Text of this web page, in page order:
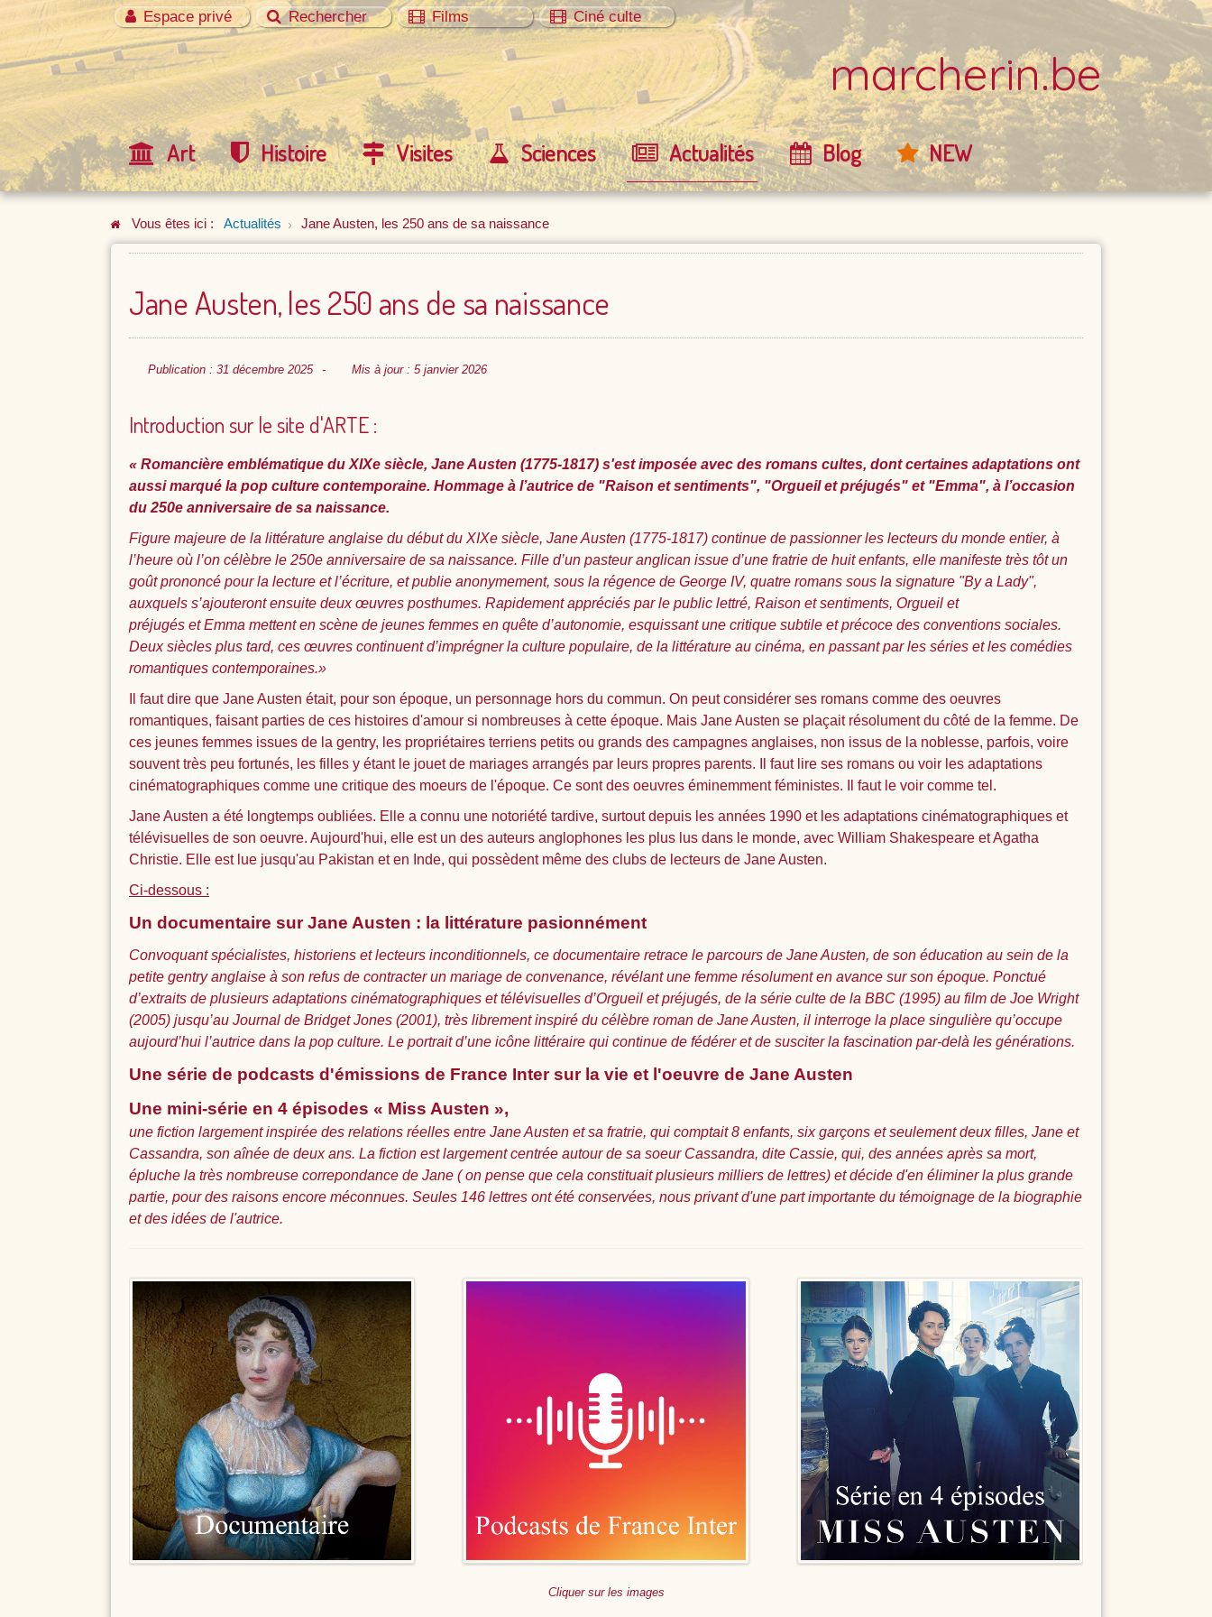
Espace privé Rechercher Films Ciné culte
marcherin.be
Art Histoire Visites Sciences Actualités Blog NEW
Vous êtes ici : Actualités Jane Austen, les 250 ans de sa naissance
Jane Austen, les 250 ans de sa naissance
Publication : 31 décembre 2025 Mis à jour : 5 janvier 2026
Introduction sur le site d'ARTE :
« Romancière emblématique du XIXe siècle, Jane Austen (1775-1817) s'est imposée avec des romans cultes, dont certaines adaptations ont
aussi marqué la pop culture contemporaine. Hommage à l’autrice de "Raison et sentiments", "Orgueil et préjugés" et "Emma", à l’occasion
du 250e anniversaire de sa naissance.
Figure majeure de la littérature anglaise du début du XIXe siècle, Jane Austen (1775-1817) continue de passionner les lecteurs du monde entier, à
l’heure où l’on célèbre le 250e anniversaire de sa naissance. Fille d’un pasteur anglican issue d’une fratrie de huit enfants, elle manifeste très tôt un
goût prononcé pour la lecture et l’écriture, et publie anonymement, sous la régence de George IV, quatre romans sous la signature "By a Lady",
auxquels s’ajouteront ensuite deux œuvres posthumes. Rapidement appréciés par le public lettré, Raison et sentiments, Orgueil et
préjugés et Emma mettent en scène de jeunes femmes en quête d’autonomie, esquissant une critique subtile et précoce des conventions sociales.
Deux siècles plus tard, ces œuvres continuent d’imprégner la culture populaire, de la littérature au cinéma, en passant par les séries et les comédies
romantiques contemporaines.»
Il faut dire que Jane Austen était, pour son époque, un personnage hors du commun. On peut considérer ses romans comme des oeuvres
romantiques, faisant parties de ces histoires d'amour si nombreuses à cette époque. Mais Jane Austen se plaçait résolument du côté de la femme. De
ces jeunes femmes issues de la gentry, les propriétaires terriens petits ou grands des campagnes anglaises, non issus de la noblesse, parfois, voire
souvent très peu fortunés, les filles y étant le jouet de mariages arrangés par leurs propres parents. Il faut lire ses romans ou voir les adaptations
cinématographiques comme une critique des moeurs de l'époque. Ce sont des oeuvres éminemment féministes. Il faut le voir comme tel.
Jane Austen a été longtemps oubliées. Elle a connu une notoriété tardive, surtout depuis les années 1990 et les adaptations cinématographiques et
télévisuelles de son oeuvre. Aujourd'hui, elle est un des auteurs anglophones les plus lus dans le monde, avec William Shakespeare et Agatha
Christie. Elle est lue jusqu'au Pakistan et en Inde, qui possèdent même des clubs de lecteurs de Jane Austen.
Ci-dessous :
Un documentaire sur Jane Austen : la littérature pasionnément
Convoquant spécialistes, historiens et lecteurs inconditionnels, ce documentaire retrace le parcours de Jane Austen, de son éducation au sein de la
petite gentry anglaise à son refus de contracter un mariage de convenance, révélant une femme résolument en avance sur son époque. Ponctué
d’extraits de plusieurs adaptations cinématographiques et télévisuelles d’Orgueil et préjugés, de la série culte de la BBC (1995) au film de Joe Wright
(2005) jusqu’au Journal de Bridget Jones (2001), très librement inspiré du célèbre roman de Jane Austen, il interroge la place singulière qu’occupe
aujourd’hui l’autrice dans la pop culture. Le portrait d’une icône littéraire qui continue de fédérer et de susciter la fascination par-delà les générations.
Une série de podcasts d'émissions de France Inter sur la vie et l'oeuvre de Jane Austen
Une mini-série en 4 épisodes « Miss Austen »,
une fiction largement inspirée des relations réelles entre Jane Austen et sa fratrie, qui comptait 8 enfants, six garçons et seulement deux filles, Jane et
Cassandra, son aînée de deux ans. La fiction est largement centrée autour de sa soeur Cassandra, dite Cassie, qui, des années après sa mort,
épluche la très nombreuse correpondance de Jane ( on pense que cela constituait plusieurs milliers de lettres) et décide d'en éliminer la plus grande
partie, pour des raisons encore méconnues. Seules 146 lettres ont été conservées, nous privant d'une part importante du témoignage de la biographie
et des idées de l'autrice.
Cliquer sur les images